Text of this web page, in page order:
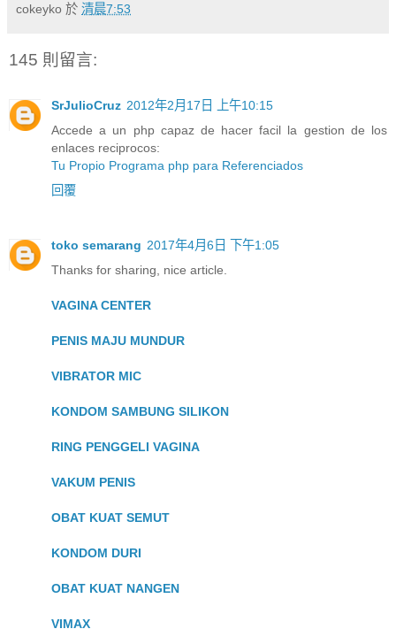
cokeyko 於 清晨7:53
145 則留言:
SrJulioCruz 2012年2月17日 上午10:15
Accede a un php capaz de hacer facil la gestion de los
enlaces reciprocos:
Tu Propio Programa php para Referenciados
回覆
toko semarang 2017年4月6日 下午1:05
Thanks for sharing, nice article.
VAGINA CENTER
PENIS MAJU MUNDUR
VIBRATOR MIC
KONDOM SAMBUNG SILIKON
RING PENGGELI VAGINA
VAKUM PENIS
OBAT KUAT SEMUT
KONDOM DURI
OBAT KUAT NANGEN
VIMAX